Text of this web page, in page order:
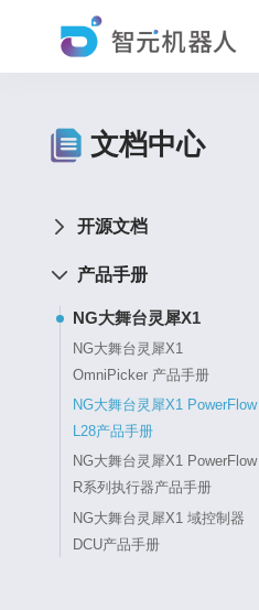
文档中心
开源文档
产品手册
NG大舞台灵犀X1
NG大舞台灵犀X1
OmniPicker 产品手册
NG大舞台灵犀X1 PowerFlow
L28产品手册
NG大舞台灵犀X1 PowerFlow
R系列执行器产品手册
NG大舞台灵犀X1 域控制器
DCU产品手册